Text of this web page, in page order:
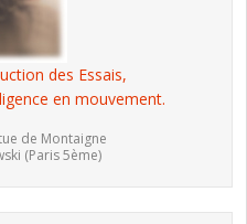
des Essais,
en mouvement.
de Montaigne
(Paris 5ème)